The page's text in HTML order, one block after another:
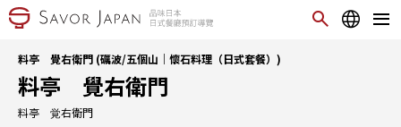
料亭 覺右衛門 (礪波/五個山｜懷石料理（日式套餐）)
料亭 覺右衛門
料亭 覚右衛門